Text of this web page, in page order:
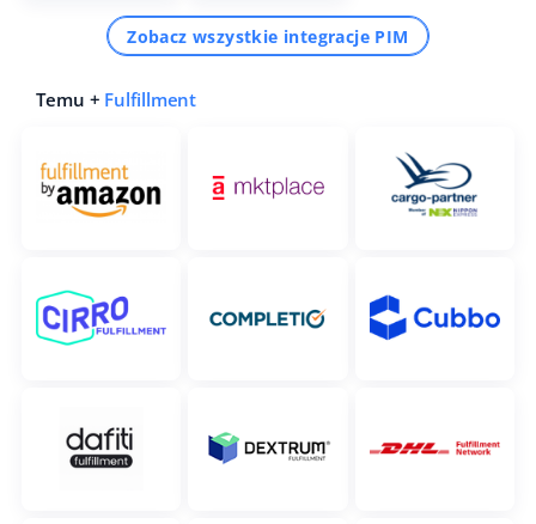
Zobacz wszystkie integracje PIM
Temu + Fulfillment